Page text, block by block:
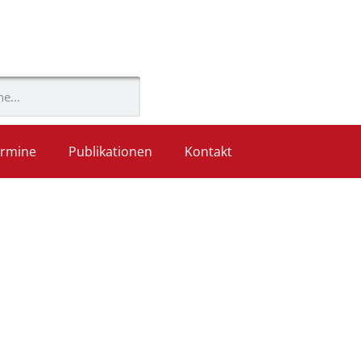
Publikationen Kontakt